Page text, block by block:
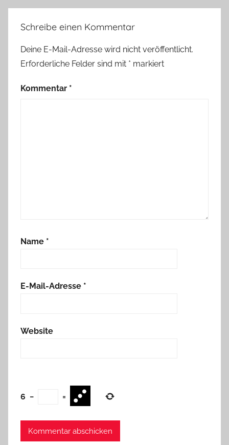
Schreibe einen Kommentar
Deine E-Mail-Adresse wird nicht veröffentlicht.
Erforderliche Felder sind mit * markiert
Kommentar *
Name *
E-Mail-Adresse *
Website
6 − =